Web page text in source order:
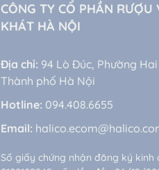
CÔNG TY CỔ PHẦN RƯỢU
KHÁT HÀ NỘI
Địa chỉ: 94 Lò Đúc, Phường
Thành phố Hà Nội
Hotline: 094.408.6655
Email:
Số giấy chứng nhận đăng ký kinh